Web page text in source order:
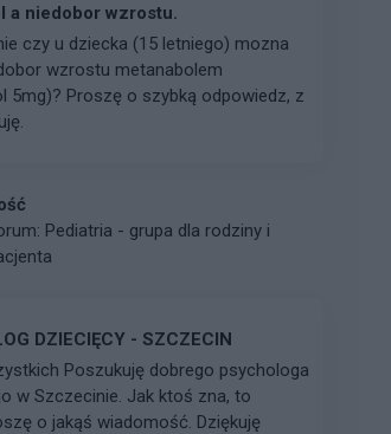
a niedobor wzrostu.
czy u dziecka (15 letniego) mozna
wzrostu metanabolem
5mg)? Proszę o szybką odpowiedz, z
Pediatria - grupa dla rodziny i
DZIECIĘCY - SZCZECIN
Poszukuję dobrego psychologa
w Szczecinie. Jak ktoś zna, to
o jakąś wiadomość. Dziękuję